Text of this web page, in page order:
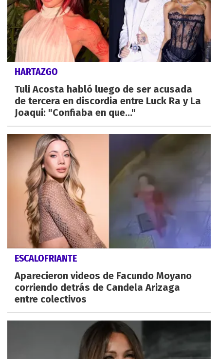
HARTAZGO
Tuli Acosta habló luego de ser acusada
de tercera en discordia entre Luck Ra y La
Joaqui: "Confiaba en que..."
ESCALOFRIANTE
Aparecieron videos de Facundo Moyano
corriendo detrás de Candela Arizaga
entre colectivos